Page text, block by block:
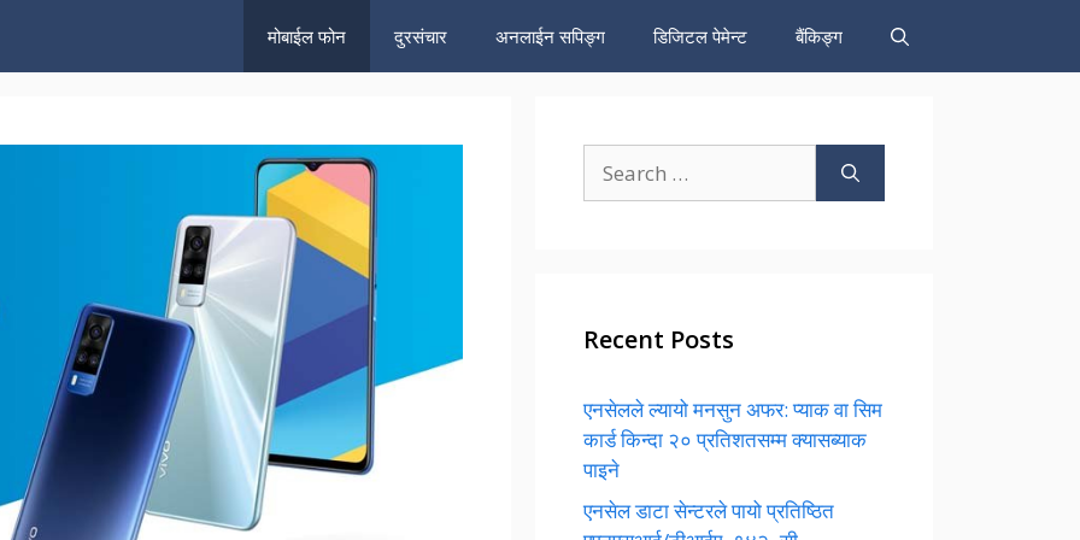
मोबाईल फोन दुरसंचार अनलाईन सपिङ्ग डिजिटल पेमेन्ट बैंकिङ्ग
for:
Recent Posts
एनसेलले ल्यायो मनसुन अफर: प्याक वा सिम
कार्ड किन्दा २० प्रतिशतसम्म क्यासब्याक
पाइने
एनसेल डाटा सेन्टरले पायो प्रतिष्ठित